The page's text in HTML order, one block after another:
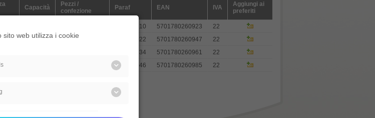
Capacità
Pezzi /
confezione
Paraf EAN IVA
Aggiungi ai
preferiti
985631910 5701780260923
22
30 985631922 5701780260947
22
985631934 5701780260961
22
985631946 5701780260985 22
sito web utilizza i cookie